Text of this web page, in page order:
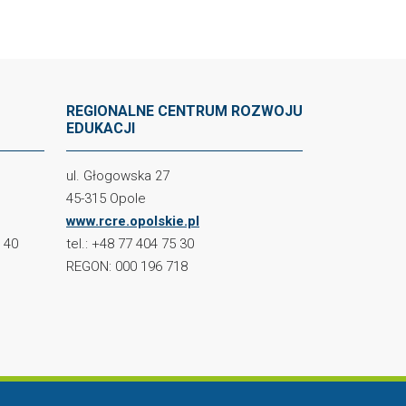
40
REGIONALNE CENTRUM ROZWOJU
EDUKACJI
ul. Głogowska 27
45-315 Opole
www.rcre.opolskie.pl
tel.: +48 77 404 75 30
REGON: 000 196 718